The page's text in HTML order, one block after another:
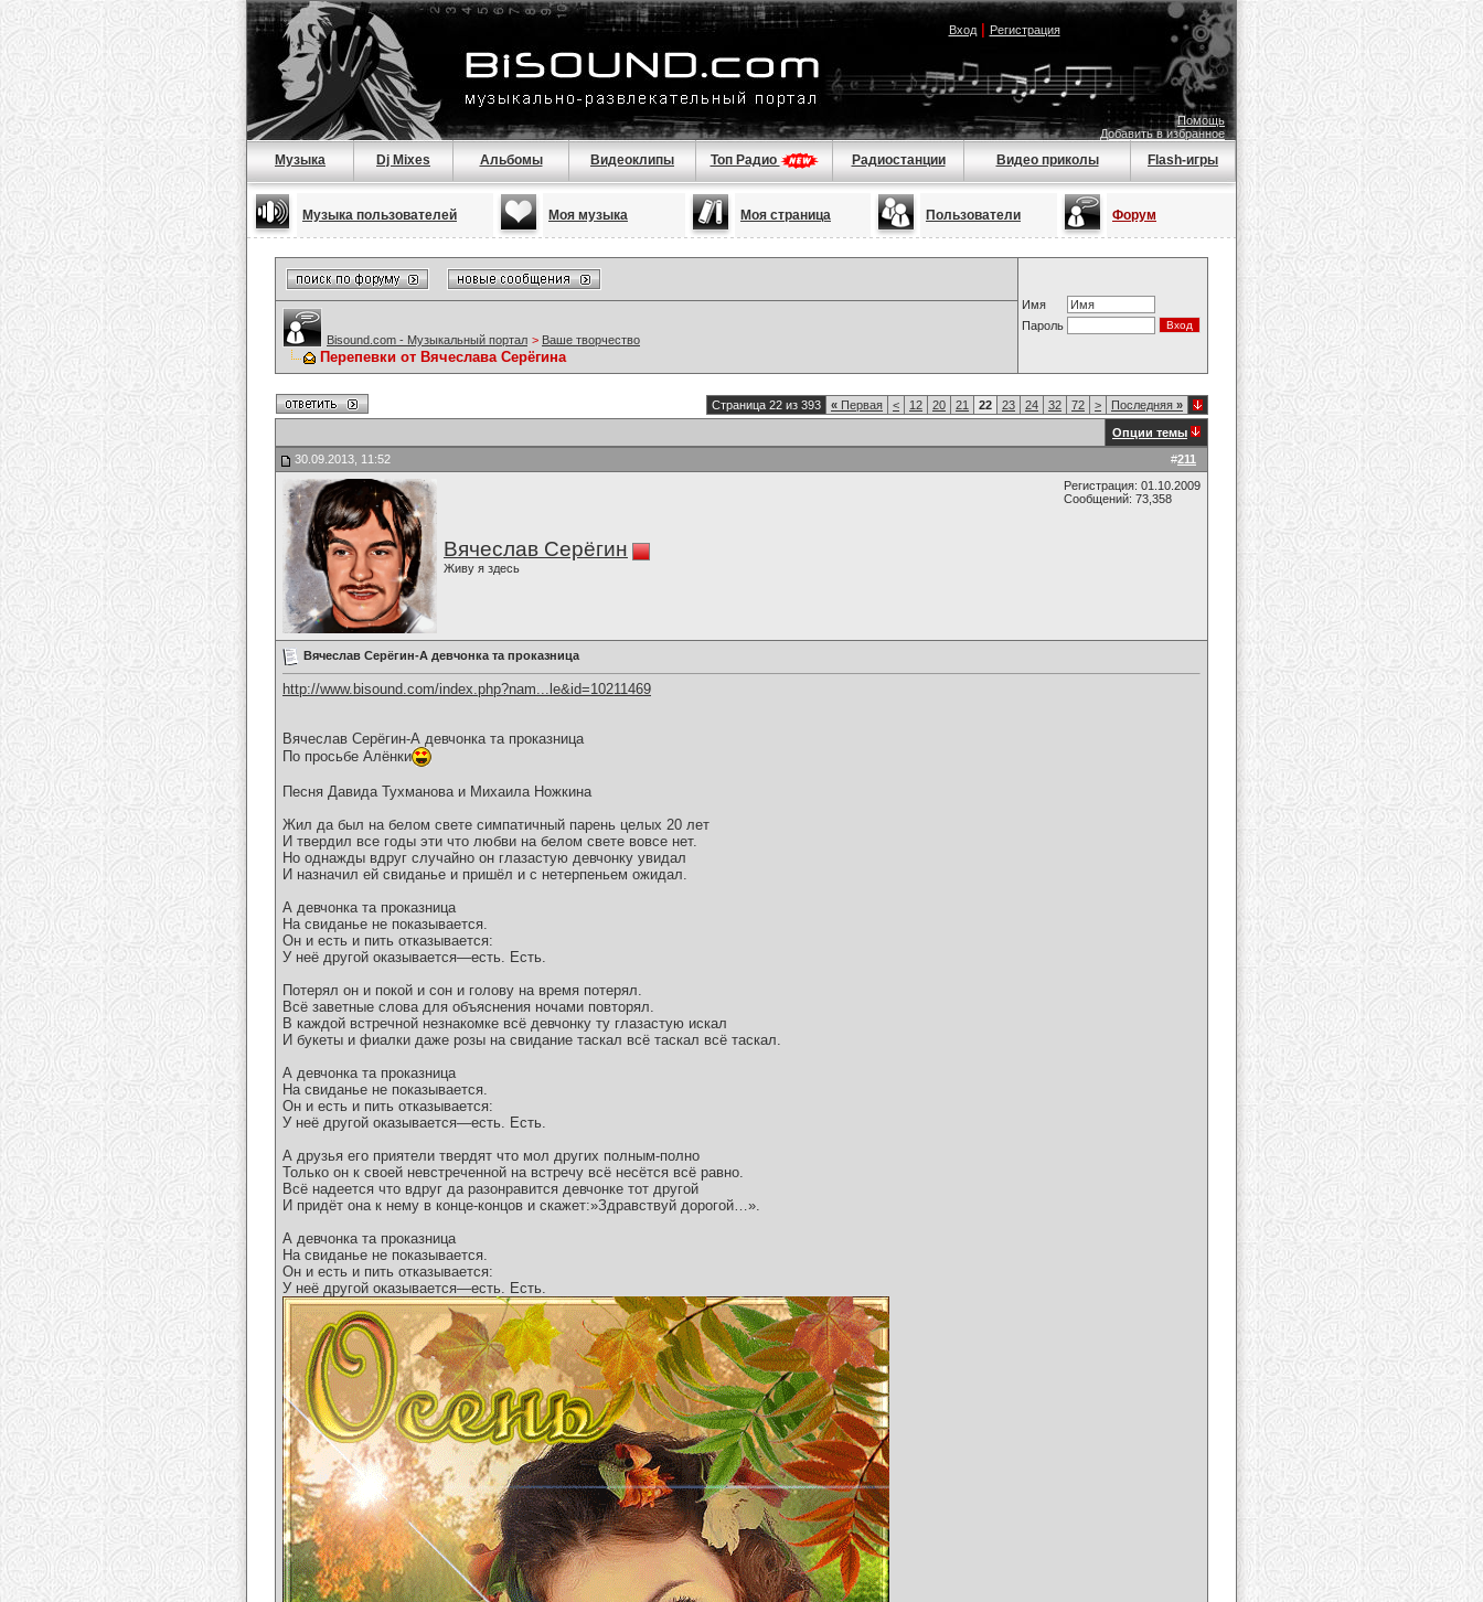
Вход| Регистрация
Помощь
Добавить в избранное
Музыка Dj Mixes Альбомы Видеоклипы Топ Радио Радиостанции Видео приколы Flash-игры
Музыка пользователей Моя музыка Моя страница Пользователи Форум
Имя
Пароль
Bisound.com - Музыкальный портал > Ваше творчество
Перепевки от Вячеслава Серёгина
Страница 22 из 393 « Первая < 12 20 21 22 23 24 32 72 > Последняя »
Опции темы
#211
30.09.2013, 11:52
Вячеслав Серёгин
Живу я здесь
Регистрация: 01.10.2009
Сообщений: 73,358
Вячеслав Серёгин-А девчонка та проказница
http://www.bisound.com/index.php?nam...le&id=10211469
Вячеслав Серёгин-А девчонка та проказница
По просьбе Алёнки
Песня Давида Тухманова и Михаила Ножкина
Жил да был на белом свете симпатичный парень целых 20 лет
И твердил все годы эти что любви на белом свете вовсе нет.
Но однажды вдруг случайно он глазастую девчонку увидал
И назначил ей свиданье и пришёл и с нетерпеньем ожидал.
А девчонка та проказница
На свиданье не показывается.
Он и есть и пить отказывается:
У неё другой оказывается—есть. Есть.
Потерял он и покой и сон и голову на время потерял.
Всё заветные слова для объяснения ночами повторял.
В каждой встречной незнакомке всё девчонку ту глазастую искал
И букеты и фиалки даже розы на свидание таскал всё таскал всё таскал.
А девчонка та проказница
На свиданье не показывается.
Он и есть и пить отказывается:
У неё другой оказывается—есть. Есть.
А друзья его приятели твердят что мол других полным-полно
Только он к своей невстреченной на встречу всё несётся всё равно.
Всё надеется что вдруг да разонравится девчонке тот другой
И придёт она к нему в конце-концов и скажет:»Здравствуй дорогой…».
А девчонка та проказница
На свиданье не показывается.
Он и есть и пить отказывается:
У неё другой оказывается—есть. Есть.